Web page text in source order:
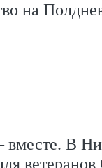
на
вместе. В